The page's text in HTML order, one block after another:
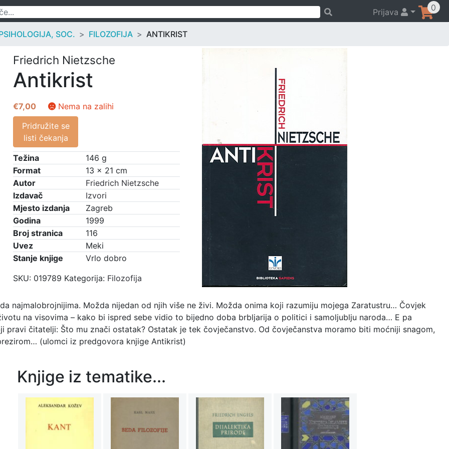
Prijava 0
SOC. FILOZOFIJA ANTIKRIST
Friedrich Nietzsche
Antikrist
€7,00
Nema na zalihi
Pridružite se
listi čekanja
Težina
146 g
Format
13 × 21 cm
Autor
Friedrich Nietzsche
Izdavač
Izvori
Mjesto izdanja
Zagreb
Godina
1999
Broj stranica
116
Uvez
Meki
Stanje knjige
Vrlo dobro
SKU: 019789 Kategorija: Filozofija
najmalobrojnijima. Možda nijedan od njih više ne živi. Možda onima koji razumiju mojega Zaratustru… Čovjek
na visovima – kako bi ispred sebe vidio to bijedno doba brbljarija o politici i samoljublju naroda… E pa
pravi čitatelji: Što mu znači ostatak? Ostatak je tek čovječanstvo. Od čovječanstva moramo biti moćniji snagom,
(ulomci iz predgovora knjige Antikrist)
Knjige iz tematike...